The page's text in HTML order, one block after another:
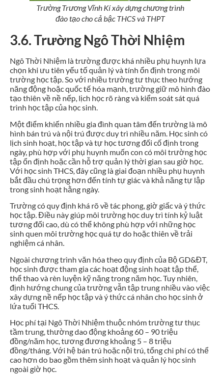
Trường Trương Vĩnh Kí xây dựng chương trình
đào tạo cho cả bậc THCS và THPT
3.6. Trường Ngô Thời Nhiệm
Ngô Thời Nhiệm là trường được khá nhiều phụ huynh lựa
chọn khi ưu tiên yếu tố quản lý và tính ổn định trong môi
trường học tập. So với nhiều trường tư thục theo hướng
năng động hoặc quốc tế hóa mạnh, trường giữ mô hình đào
tạo thiên về nề nếp, lịch học rõ ràng và kiểm soát sát quá
trình học tập của học sinh.
Một điểm khiến nhiều gia đình quan tâm đến trường là mô
hình bán trú và nội trú được duy trì nhiều năm. Học sinh có
lịch sinh hoạt, học tập và tự học tương đối cố định trong
ngày, phù hợp với phụ huynh muốn con có môi trường học
tập ổn định hoặc cần hỗ trợ quản lý thời gian sau giờ học.
Với học sinh THCS, đây cũng là giai đoạn nhiều phụ huynh
bắt đầu chú trọng hơn đến tính tự giác và khả năng tự lập
trong sinh hoạt hằng ngày.
Trường có quy định khá rõ về tác phong, giờ giấc và ý thức
học tập. Điều này giúp môi trường học duy trì tính kỷ luật
tương đối cao, dù có thể không phù hợp với những học
sinh quen môi trường học quá tự do hoặc thiên về trải
nghiệm cá nhân.
Ngoài chương trình văn hóa theo quy định của Bộ GD&ĐT,
học sinh được tham gia các hoạt động sinh hoạt tập thể,
thể thao và rèn luyện kỹ năng trong năm học. Tuy nhiên,
định hướng chung của trường vẫn tập trung nhiều vào việc
xây dựng nề nếp học tập và ý thức cá nhân cho học sinh ở
lứa tuổi THCS.
Học phí tại Ngô Thời Nhiệm thuộc nhóm trường tư thục
tầm trung, thường dao động khoảng 60 – 90 triệu
đồng/năm học, tương đương khoảng 5 – 8 triệu
đồng/tháng. Với hệ bán trú hoặc nội trú, tổng chi phí có thể
cao hơn do bao gồm thêm sinh hoạt và quản lý học sinh
ngoài giờ học.